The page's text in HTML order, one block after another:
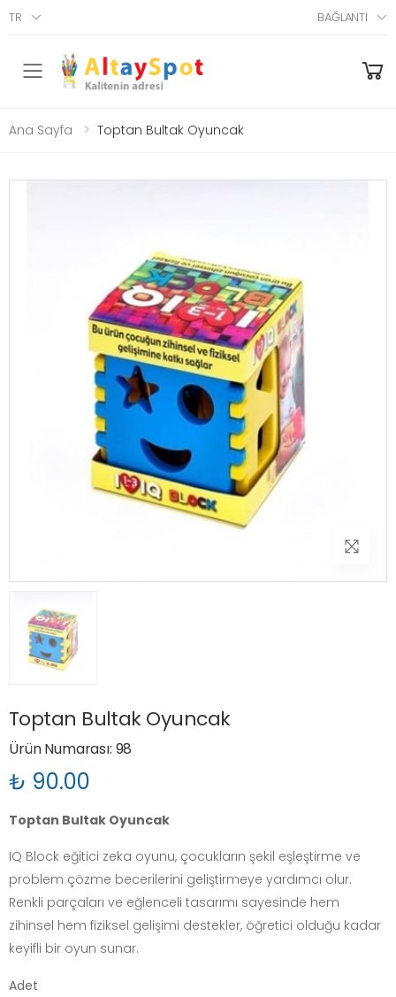
TR BAĞLANTI
Menü
Ana Sayfa Toptan Bultak Oyuncak
Toptan Bultak Oyuncak
Ürün Numarası: 98
₺ 90.00
Toptan Bultak Oyuncak
IQ Block eğitici zeka oyunu, çocukların şekil eşleştirme ve
problem çözme becerilerini geliştirmeye yardımcı olur.
Renkli parçaları ve eğlenceli tasarımı sayesinde hem
zihinsel hem fiziksel gelişimi destekler, öğretici olduğu kadar
keyifli bir oyun sunar.
Adet